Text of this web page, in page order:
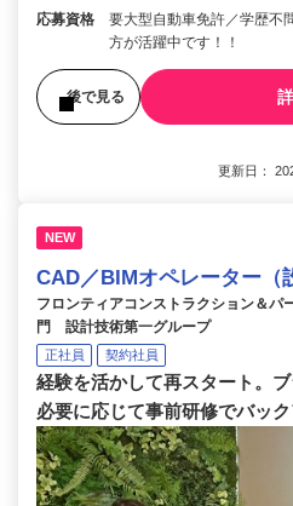
応募資格
要大型自動車免許／学歴
方が活躍中です！！
後で見る
更新日：
NEW
CAD／BIMオペレーター（
フロンティアコンストラクション＆
門 設計技術第一グループ
正社員 契約社員
経験を活かして再スタート。ブ
必要に応じて事前研修でバック